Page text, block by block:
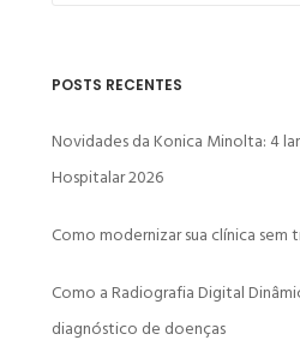
POSTS RECENTES
Novidades da Konica Minolta: 4
Hospitalar 2026
Como modernizar sua clínica
Como a Radiografia Digital
diagnóstico de doenças